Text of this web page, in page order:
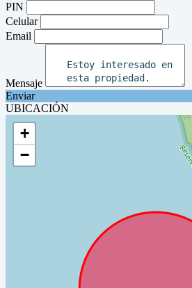
PIN
Celular
Email
Mensaje
Enviar
UBICACIÓN
+
−